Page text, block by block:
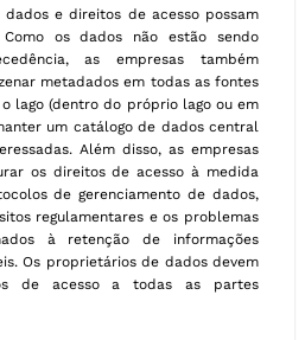
e direitos de acesso possam
os dados não estão sendo
as empresas também
metadados em todas as fontes
lago (dentro do próprio lago ou em
um catálogo de dados central
Além disso, as empresas
os direitos de acesso à medida
de gerenciamento de dados,
regulamentares e os problemas
à retenção de informações
Os proprietários de dados devem
de acesso a todas as partes